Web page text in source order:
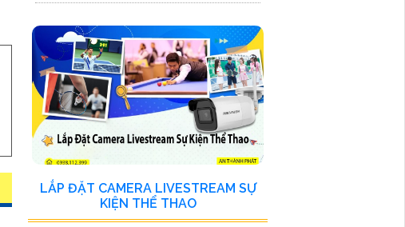
LẮP ĐẶT CAMERA LIVESTREAM SỰ
KIỆN THỂ THAO